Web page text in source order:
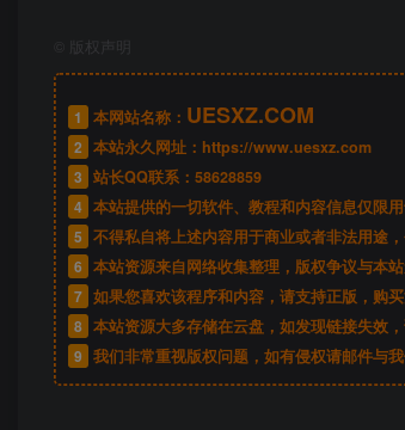
版权声明
1 本网站名称： UESXZ.COM
2 本站永久网址： https://www.uesxz.com
3 站长QQ联系： 58628859
4 本站提供的一切软件、教程和内容信息仅限用
5 不得私自将上述内容用于商业或者非法用途
6 本站资源来自网络收集整理，版权争议与本
7 如果您喜欢该程序和内容，请支持正版，购
8 本站资源大多存储在云盘，如发现链接失效
9 我们非常重视版权问题，如有侵权请邮件与